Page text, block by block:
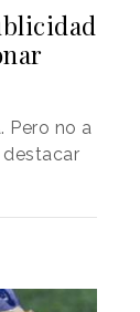
Pero no a
destacar